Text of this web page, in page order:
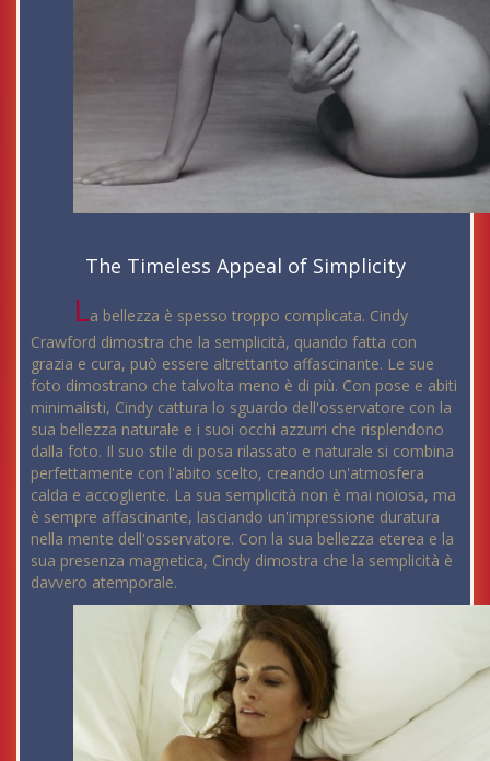
The Timeless Appeal of Simplicity
La bellezza è spesso troppo complicata. Cindy
Crawford dimostra che la semplicità, quando fatta con
grazia e cura, può essere altrettanto affascinante. Le sue
foto dimostrano che talvolta meno è di più. Con pose e abiti
minimalisti, Cindy cattura lo sguardo dell'osservatore con la
sua bellezza naturale e i suoi occhi azzurri che risplendono
dalla foto. Il suo stile di posa rilassato e naturale si combina
perfettamente con l'abito scelto, creando un'atmosfera
calda e accogliente. La sua semplicità non è mai noiosa, ma
è sempre affascinante, lasciando un'impressione duratura
nella mente dell'osservatore. Con la sua bellezza eterea e la
sua presenza magnetica, Cindy dimostra che la semplicità è
davvero atemporale.